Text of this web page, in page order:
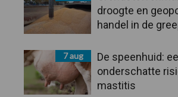
droogte en
handel in de
7 aug
De speenhuid:
onderschatte
mastitis